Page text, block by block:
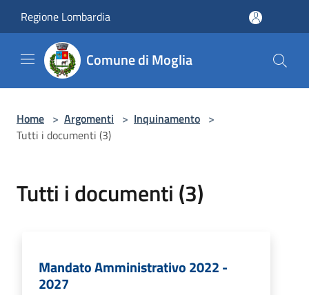
Regione Lombardia
Comune di Moglia
Home > Argomenti > Inquinamento >
Tutti i documenti (3)
Tutti i documenti (3)
Mandato Amministrativo 2022 -
2027